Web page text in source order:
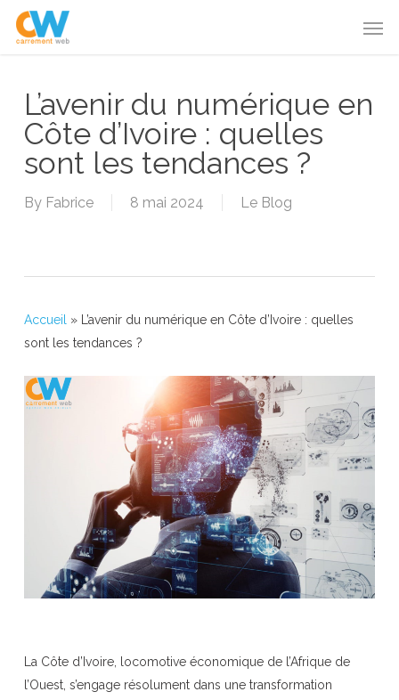
Skip
L’avenir du numérique en
Côte d’Ivoire : quelles
sont les tendances ?
By Fabrice 8 mai 2024 Le Blog
Accueil »
L’avenir du numérique en Côte d’Ivoire : quelles
sont les tendances ?
La Côte d’Ivoire, locomotive économique de l’Afrique de
l’Ouest, s’engage résolument dans une transformation